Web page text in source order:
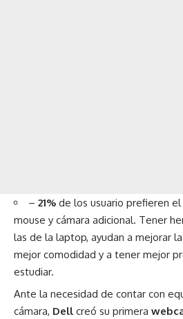
– 21% de los usuario prefieren
mouse y cámara adicional. Tener
las de la laptop, ayudan a mejorar
mejor comodidad y a tener mejor
estudiar.
Ante la necesidad de contar con
cámara, Dell creó su primera